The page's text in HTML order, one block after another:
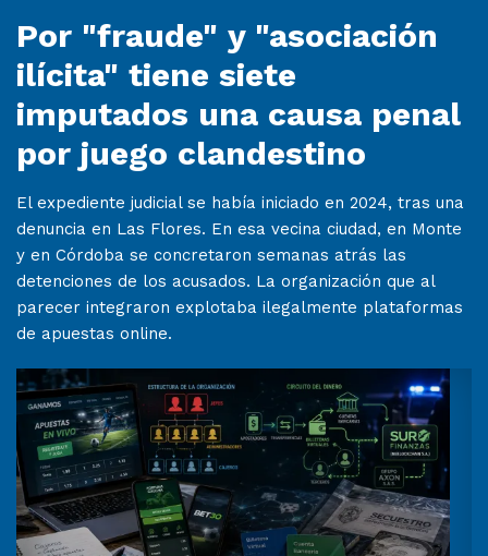
Por "fraude" y "asociación
ilícita" tiene siete
imputados una causa penal
por juego clandestino
El expediente judicial se había iniciado en 2024, tras una
denuncia en Las Flores. En esa vecina ciudad, en Monte
y en Córdoba se concretaron semanas atrás las
detenciones de los acusados. La organización que al
parecer integraron explotaba ilegalmente plataformas
de apuestas online.